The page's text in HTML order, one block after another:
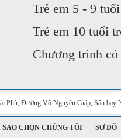
Trẻ em 5 - 9
Trẻ em 10 tuổi
Chương trình
Phù, Đường Võ Nguyên Giáp, Sân bay
CHỌN CHÚNG TÔI
SƠ ĐỒ